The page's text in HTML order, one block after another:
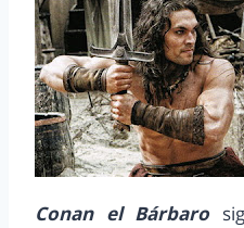
Conan el Bárbaro